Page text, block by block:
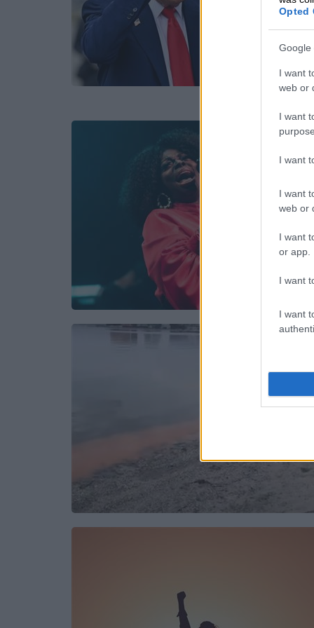
Opted
Google
I want
web or
I want
I want
I want
web or
I want
or app.
I want
I want